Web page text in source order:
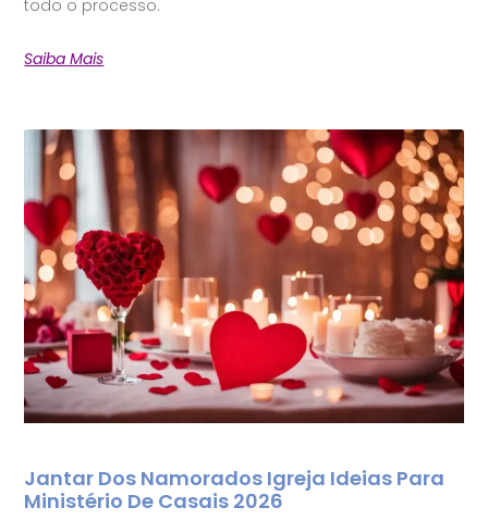
todo o processo.
Saiba Mais
Jantar Dos Namorados Igreja Ideias Para
Ministério De Casais 2026